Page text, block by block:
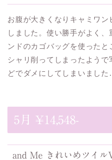
お腹が大きくなりキャミワ
しました。使い勝手がよく
ンドのカゴバッグを使ったと
シャリ削ってしまったよう
どでダメにしてしまいまし
5月 ¥14,548-
and Me きれいめツイル